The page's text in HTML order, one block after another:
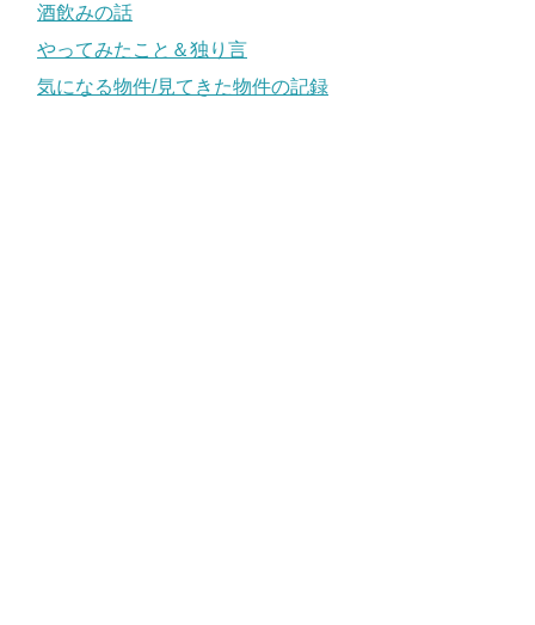
酒飲みの話
やってみたこと＆独り言
気になる物件/見てきた物件の記録